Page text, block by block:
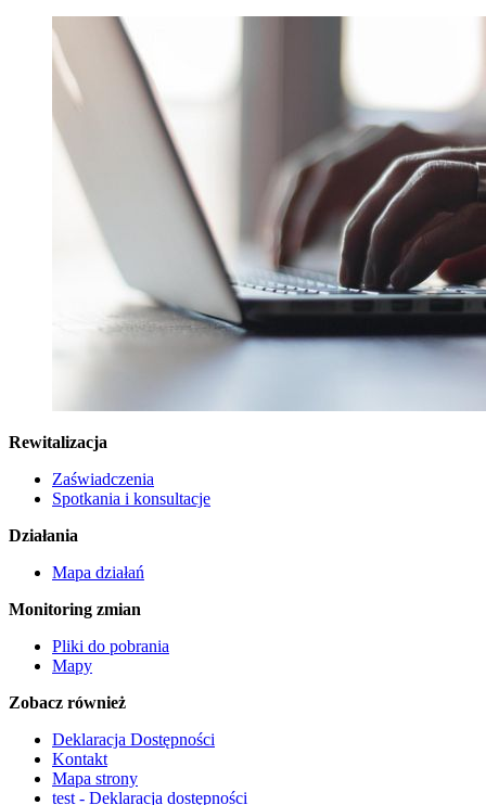
Rewitalizacja
Zaświadczenia
Spotkania i konsultacje
Działania
Mapa działań
Monitoring zmian
Pliki do pobrania
Mapy
Zobacz również
Deklaracja Dostępności
Kontakt
Mapa strony
test - Deklaracja dostępności